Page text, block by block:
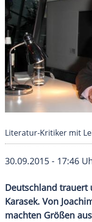
Literatur-Kritiker mit
30.09.2015 - 17:46
Deutschland trauert
Karasek. Von
machten Größen